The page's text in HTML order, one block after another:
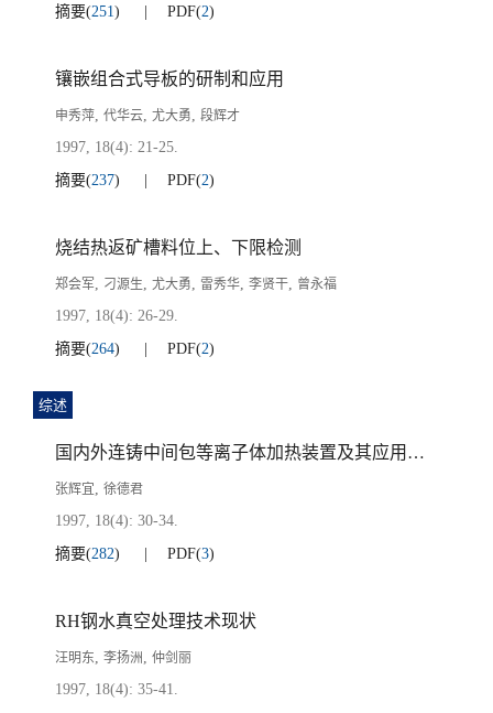
摘要(251) PDF(2)
镶嵌组合式导板的研制和应用
申秀萍, 代华云, 尤大勇, 段辉才
1997, 18(4): 21-25.
摘要(237) PDF(2)
烧结热返矿槽料位上、下限检测
郑会军, 刁源生, 尤大勇, 雷秀华, 李贤干, 曾永福
1997, 18(4): 26-29.
摘要(264) PDF(2)
综述
国内外连铸中间包等离子体加热装置及其应用现状
张辉宜, 徐德君
1997, 18(4): 30-34.
摘要(282) PDF(3)
RH钢水真空处理技术现状
汪明东, 李扬洲 , 仲剑丽
1997, 18(4): 35-41.